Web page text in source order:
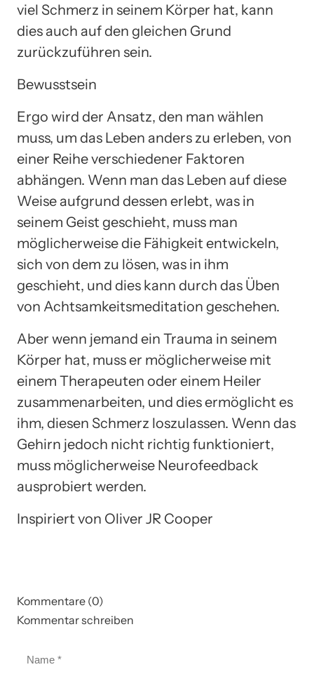
viel Schmerz in seinem Körper hat, kann
dies auch auf den gleichen Grund
zurückzuführen sein.
Bewusstsein
Ergo wird der Ansatz, den man wählen
muss, um das Leben anders zu erleben, von
einer Reihe verschiedener Faktoren
abhängen. Wenn man das Leben auf diese
Weise aufgrund dessen erlebt, was in
seinem Geist geschieht, muss man
möglicherweise die Fähigkeit entwickeln,
sich von dem zu lösen, was in ihm
geschieht, und dies kann durch das Üben
von Achtsamkeitsmeditation geschehen.
Aber wenn jemand ein Trauma in seinem
Körper hat, muss er möglicherweise mit
einem Therapeuten oder einem Heiler
zusammenarbeiten, und dies ermöglicht es
ihm, diesen Schmerz loszulassen. Wenn das
Gehirn jedoch nicht richtig funktioniert,
muss möglicherweise Neurofeedback
ausprobiert werden.
Inspiriert von Oliver JR Cooper
Kommentare (0)
Kommentar schreiben